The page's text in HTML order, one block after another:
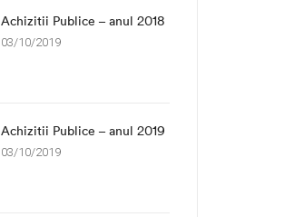
Achizitii Publice – anul 2018
03/10/2019
Achizitii Publice – anul 2019
03/10/2019